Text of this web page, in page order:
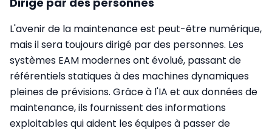
L'avenir de la maintenance est peut-être numérique,
mais il sera toujours dirigé par des personnes. Les
systèmes EAM modernes ont évolué, passant de
référentiels statiques à des machines dynamiques
pleines de prévisions. Grâce à l'IA et aux données de
maintenance, ils fournissent des informations
exploitables qui aident les équipes à passer de